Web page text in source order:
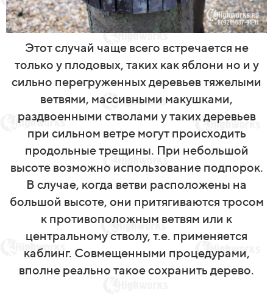
Этот случай чаще всего встречается не
только у плодовых, таких как яблони но и у
сильно перегруженных деревьев тяжелыми
ветвями, массивными макушками,
раздвоенными стволами у таких деревьев
при сильном ветре могут происходить
продольные трещины. При небольшой
высоте возможно использование подпорок.
В случае, когда ветви расположены на
большой высоте, они притягиваются тросом
к противоположным ветвям или к
центральному стволу, т.е. применяется
каблинг. Совмещенными процедурами,
вполне реально такое сохранить дерево.